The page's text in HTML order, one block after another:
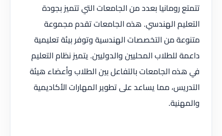
تتمتع رومانيا بعدد من الجامعات التي تتميز بجودة
التعليم الهندسي. هذه الجامعات تقدم مجموعة
متنوعة من التخصصات الهندسية وتوفر بيئة تعليمية
داعمة للطلاب المحليين والدوليين. يتميز نظام التعليم
في هذه الجامعات بالتفاعل بين الطلاب وأعضاء هيئة
التدريس، مما يساعد على تطوير المهارات الأكاديمية
والمهنية.